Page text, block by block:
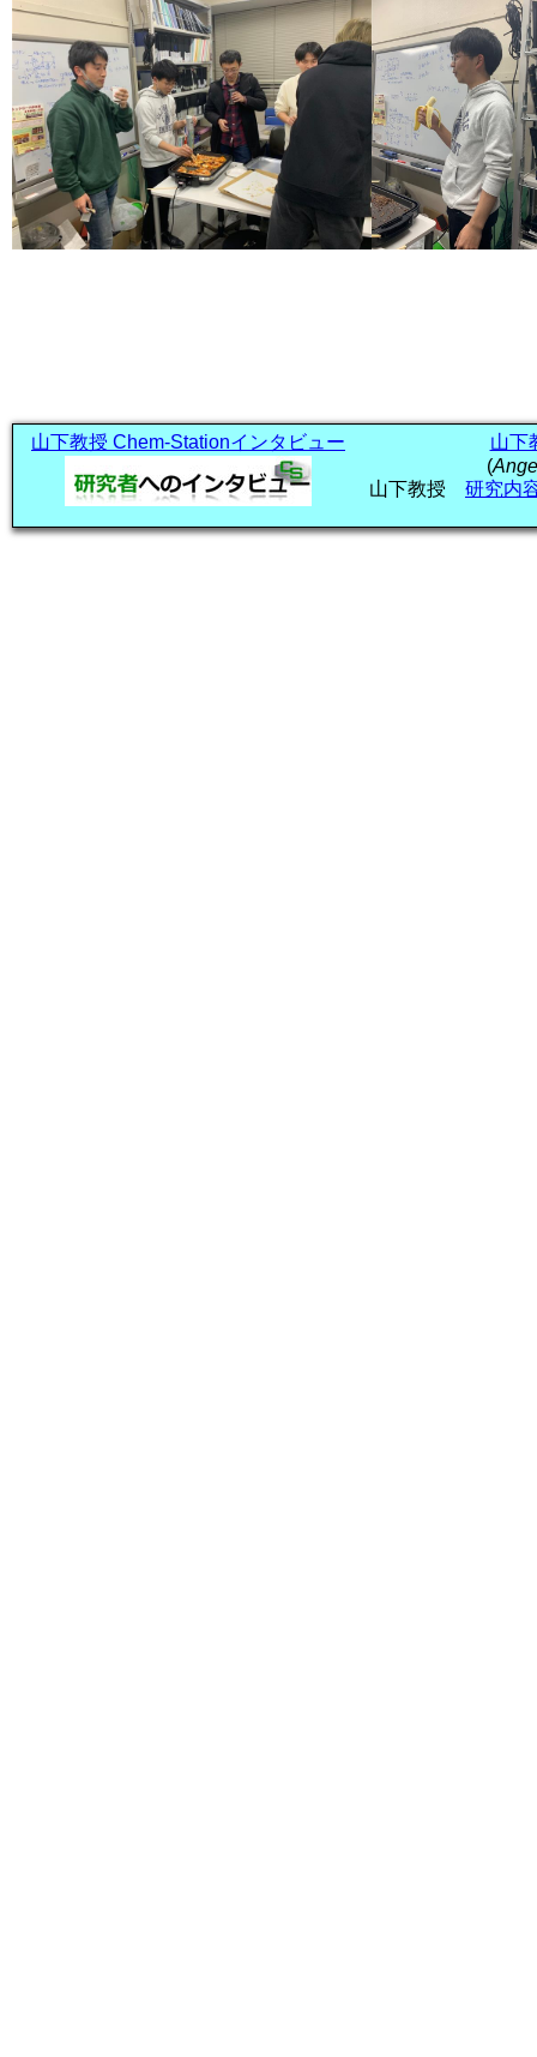
山下教授 Chem-Stationインタビュー
山下
(
山下教授 研究内